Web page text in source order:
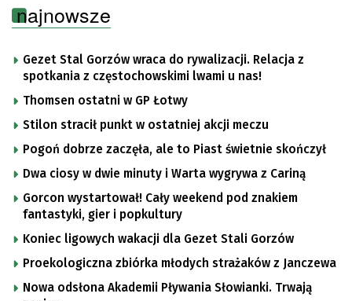
najnowsze
Gezet Stal Gorzów wraca do rywalizacji. Relacja z
spotkania z częstochowskimi lwami u nas!
Thomsen ostatni w GP Łotwy
Stilon stracił punkt w ostatniej akcji meczu
Pogoń dobrze zaczęła, ale to Piast świetnie skończył
Dwa ciosy w dwie minuty i Warta wygrywa z Cariną
Gorcon wystartował! Cały weekend pod znakiem
fantastyki, gier i popkultury
Koniec ligowych wakacji dla Gezet Stali Gorzów
Proekologiczna zbiórka młodych strażaków z Janczewa
Nowa odsłona Akademii Pływania Słowianki. Trwają